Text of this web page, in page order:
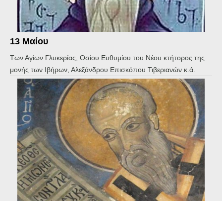
13 Μαίου
Των Αγίων Γλυκερίας, Οσίου Ευθυμίου του Νέου κτήτορος της
μονής των Ιβήρων, Αλεξάνδρου Επισκόπου Τιβεριανών κ.ά.